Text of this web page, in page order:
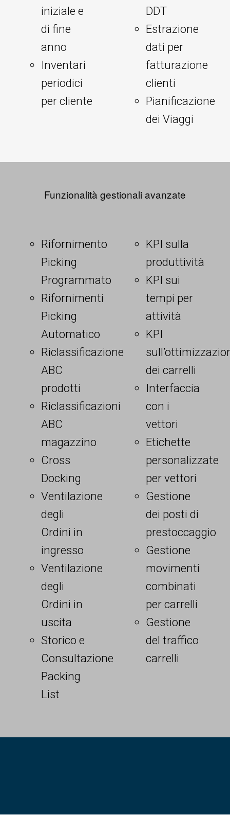
iniziale e
di fine
anno
Inventari
periodici
per cliente
DDT
Estrazione
dati per
fatturazione
clienti
Pianificazione
dei Viaggi
Funzionalità gestionali avanzate
Rifornimento
Picking
Programmato
Rifornimenti
Picking
Automatico
Riclassificazione
ABC
prodotti
Riclassificazioni
ABC
magazzino
Cross
Docking
Ventilazione
degli
Ordini in
ingresso
Ventilazione
degli
Ordini in
uscita
Storico e
Consultazione
Packing
List
KPI sulla
produttività
KPI sui
tempi per
attività
KPI
dei carrelli
Interfaccia
con i
vettori
Etichette
personalizzate
per vettori
Gestione
dei posti di
prestoccaggio
Gestione
movimenti
combinati
per carrelli
Gestione
del traffico
carrelli